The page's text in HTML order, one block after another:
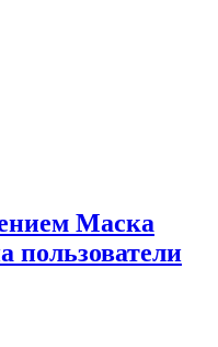
Маска
пользователи